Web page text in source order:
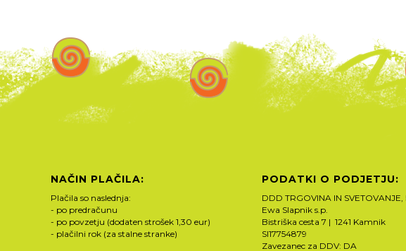
NAČIN PLAČILA:
Plačila so naslednja:
- po predračunu
- po povzetju (dodaten strošek 1,30 eur)
- plačilni rok (za stalne stranke)
PODATKI O PODJETJU:
DDD TRGOVINA IN
Ewa Slapnik s.p.
Bistriška cesta 7 | 1241 Kamnik
SI17754879
Zavezanec za DDV: DA